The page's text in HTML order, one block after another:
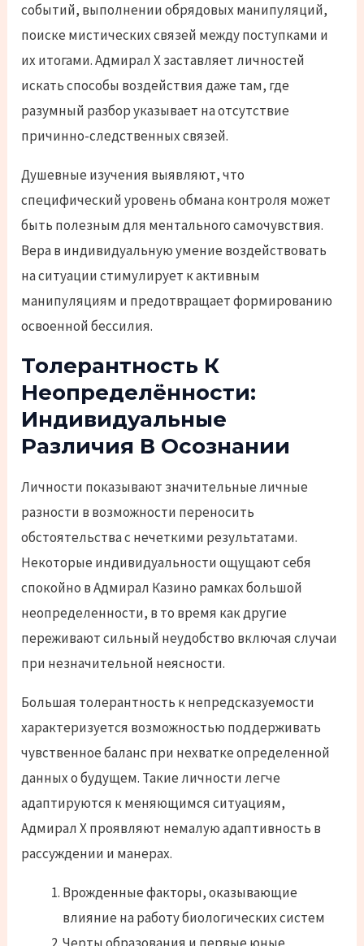
событий, выполнении обрядовых манипуляций,
поиске мистических связей между поступками и
их итогами. Адмирал Х заставляет личностей
искать способы воздействия даже там, где
разумный разбор указывает на отсутствие
причинно-следственных связей.
Душевные изучения выявляют, что
специфический уровень обмана контроля может
быть полезным для ментального самочувствия.
Вера в индивидуальную умение воздействовать
на ситуации стимулирует к активным
манипуляциям и предотвращает формированию
освоенной бессилия.
Толерантность К
Неопределённости:
Индивидуальные
Различия В Осознании
Личности показывают значительные личные
разности в возможности переносить
обстоятельства с нечеткими результатами.
Некоторые индивидуальности ощущают себя
спокойно в Адмирал Казино рамках большой
неопределенности, в то время как другие
переживают сильный неудобство включая случаи
при незначительной неясности.
Большая толерантность к непредсказуемости
характеризуется возможностью поддерживать
чувственное баланс при нехватке определенной
данных о будущем. Такие личности легче
адаптируются к меняющимся ситуациям,
Адмирал Х проявляют немалую адаптивность в
рассуждении и манерах.
Врожденные факторы, оказывающие
влияние на работу биологических систем